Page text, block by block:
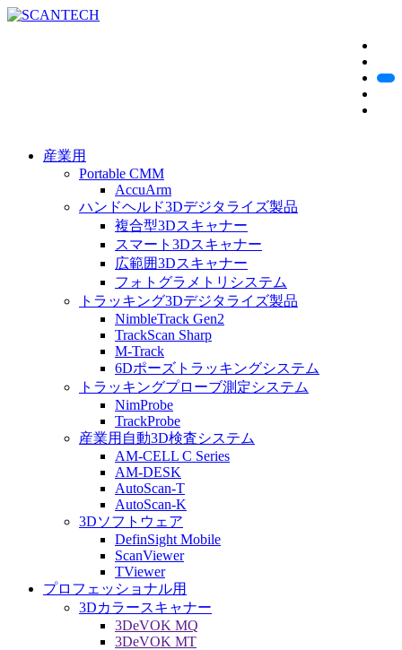
産業用
Portable CMM
AccuArm
ハンドヘルド3Dデジタライズ製品
複合型3Dスキャナー
スマート3Dスキャナー
広範囲3Dスキャナー
フォトグラメトリシステム
トラッキング3Dデジタライズ製品
NimbleTrack Gen2
TrackScan Sharp
M-Track
6Dポーズトラッキングシステム
トラッキングプローブ測定システム
NimProbe
TrackProbe
産業用自動3D検査システム
AM-CELL C Series
AM-DESK
AutoScan-T
AutoScan-K
3Dソフトウェア
DefinSight Mobile
ScanViewer
TViewer
プロフェッショナル用
3Dカラースキャナー
3DeVOK MQ
3DeVOK MT